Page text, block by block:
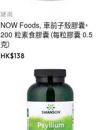
謎尚
NOW Foods, 車前子殼膠囊，
200 粒素食膠囊（每粒膠囊 0.5
克）
HK$138